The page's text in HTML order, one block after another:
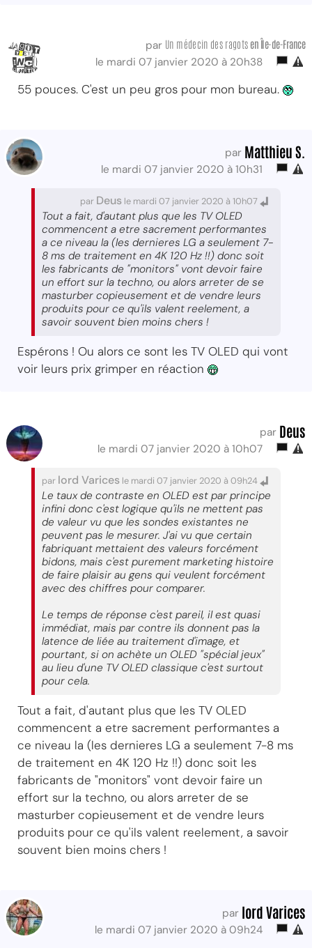
par Un médecin des ragots en Île-de-France
le mardi 07 janvier 2020 à 20h38
55 pouces. C'est un peu gros pour mon bureau.
par Matthieu S.
le mardi 07 janvier 2020 à 10h31
par Deus le mardi 07 janvier 2020 à 10h07
Tout a fait, d'autant plus que les TV OLED
commencent a etre sacrement performantes
a ce niveau la (les dernieres LG a seulement 7-
8 ms de traitement en 4K 120 Hz !!) donc soit
les fabricants de "monitors" vont devoir faire
un effort sur la techno, ou alors arreter de se
masturber copieusement et de vendre leurs
produits pour ce qu'ils valent reelement, a
savoir souvent bien moins chers !
Espérons ! Ou alors ce sont les TV OLED qui vont
voir leurs prix grimper en réaction
par Deus
le mardi 07 janvier 2020 à 10h07
par lord Varices le mardi 07 janvier 2020 à 09h24
Le taux de contraste en OLED est par principe
infini donc c'est logique qu'ils ne mettent pas
de valeur vu que les sondes existantes ne
peuvent pas le mesurer. J'ai vu que certain
fabriquant mettaient des valeurs forcément
bidons, mais c'est purement marketing histoire
de faire plaisir au gens qui veulent forcément
avec des chiffres pour comparer.
Le temps de réponse c'est pareil, il est quasi
immédiat, mais par contre ils donnent pas la
latence de liée au traitement d'image, et
pourtant, si on achète un OLED "spécial jeux"
au lieu d'une TV OLED classique c'est surtout
pour cela.
Tout a fait, d'autant plus que les TV OLED
commencent a etre sacrement performantes a
ce niveau la (les dernieres LG a seulement 7-8 ms
de traitement en 4K 120 Hz !!) donc soit les
fabricants de "monitors" vont devoir faire un
effort sur la techno, ou alors arreter de se
masturber copieusement et de vendre leurs
produits pour ce qu'ils valent reelement, a savoir
souvent bien moins chers !
par lord Varices
le mardi 07 janvier 2020 à 09h24